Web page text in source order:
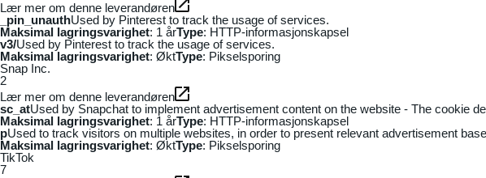
Lær mer om denne leverandøren
_pin_unauthUsed by Pinterest to track the usage of services.
Maksimal lagringsvarighet: 1 årType: HTTP-informasjonskapsel
v3/Used by Pinterest to track the usage of services.
Maksimal lagringsvarighet: ØktType: Pikselsporing
Snap Inc.
2
Lær mer om denne leverandøren
sc_atUsed by Snapchat to implement advertisement content on the website - The cookie
Maksimal lagringsvarighet: 1 årType: HTTP-informasjonskapsel
pUsed to track visitors on multiple websites, in order to present relevant advertisement
Maksimal lagringsvarighet: ØktType: Pikselsporing
TikTok
7